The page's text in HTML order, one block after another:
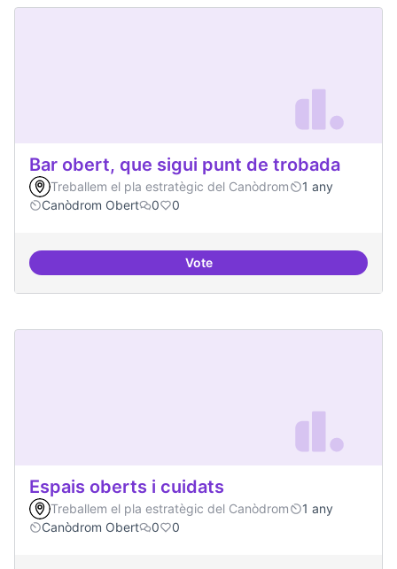
Bar obert, que sigui punt de trobada
Treballem el pla estratègic del Canòdrom
1 any
Canòdrom Obert
0 0
VoteBar obert, que sigui punt de
Espais oberts i cuidats
Treballem el pla estratègic del Canòdrom
1 any
Canòdrom Obert
0 0